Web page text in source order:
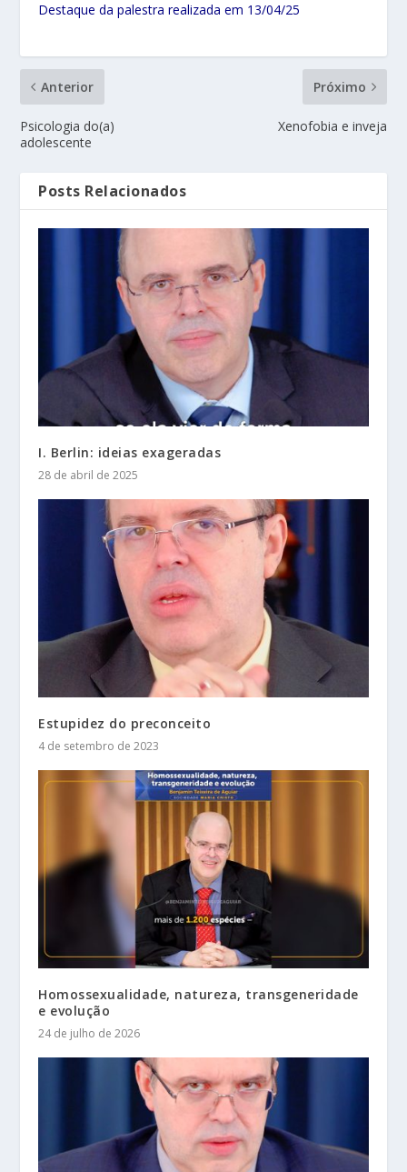
Destaque da palestra realizada em 13/04/25
Anterior
Psicologia do(a)
adolescente
Próximo
Xenofobia e inveja
Posts Relacionados
I. Berlin: ideias exageradas
28 de abril de 2025
Estupidez do preconceito
4 de setembro de 2023
Homossexualidade, natureza, transgeneridade
e evolução
24 de julho de 2026